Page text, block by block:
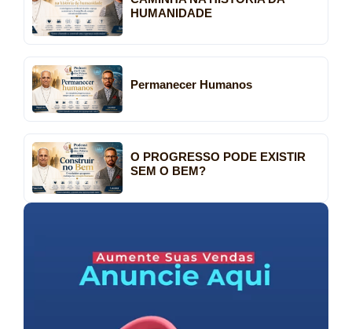
HUMANIDADE
Permanecer Humanos
O PROGRESSO PODE EXISTIR
SEM O BEM?